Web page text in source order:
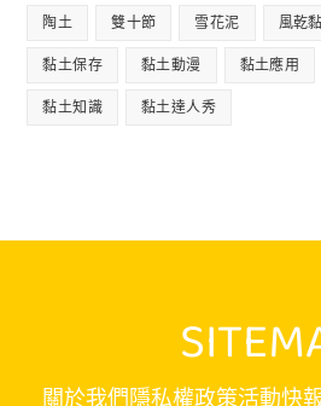
陶土 雙十節 雪花泥 風乾
黏土保存 黏土動漫 黏土應用
黏土知識 黏土達人秀
關於我們隱私權政策活動快